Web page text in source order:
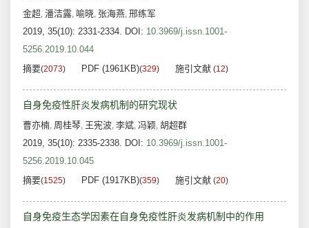
金超, 潘洁露, 喻晓, 张海燕, 邢练军
2019, 35(10): 2331-2334. DOI: 10.3969/j.issn.1001-
5256.2019.10.044
摘要(2073) PDF (1961KB)(329) 施引文献 (12)
自身免疫性肝炎发病机制的研究现状
曹亦楠, 周桂琴, 王宪波, 李斌, 冯颖, 胡超群
2019, 35(10): 2335-2338. DOI: 10.3969/j.issn.1001-
5256.2019.10.045
摘要(1525) PDF (1917KB)(359) 施引文献 (20)
自身免疫生态学因素在自身免疫性肝炎发病机制中的作用